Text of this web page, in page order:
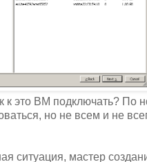
к это ВМ подключать? По
но не всем и не
ситуация, мастер